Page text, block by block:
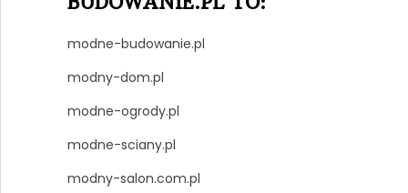
modne-budowanie.pl
modny-dom.pl
modne-ogrody.pl
modne-sciany.pl
modny-salon.com.pl